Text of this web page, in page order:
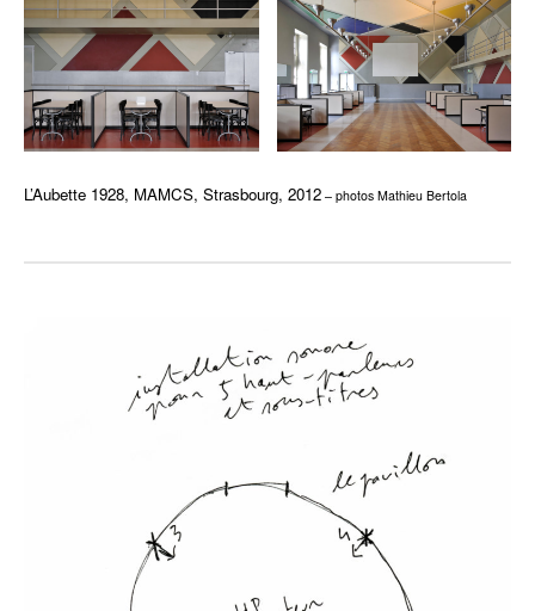
L’Aubette 1928, MAMCS, Strasbourg, 2012 – photos Mathieu Bertola